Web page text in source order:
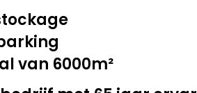
van 6000m²